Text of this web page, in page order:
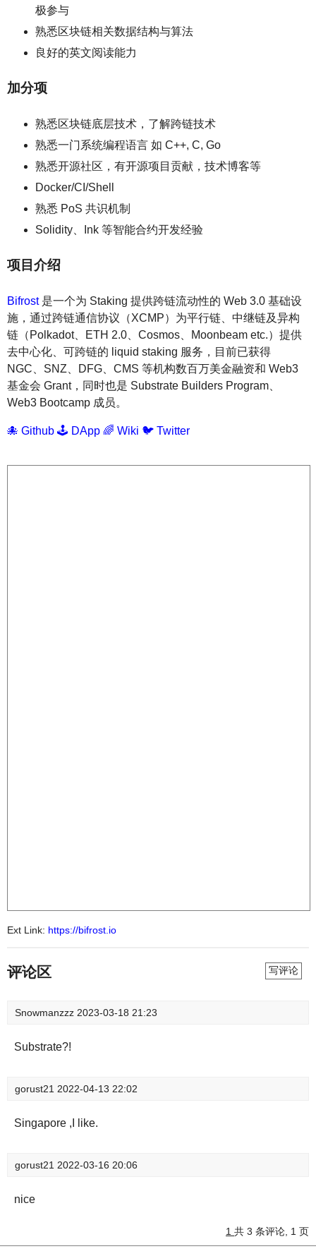
极参与
熟悉区块链相关数据结构与算法
良好的英文阅读能力
加分项
熟悉区块链底层技术，了解跨链技术
熟悉一门系统编程语言 如 C++, C, Go
熟悉开源社区，有开源项目贡献，技术博客等
Docker/CI/Shell
熟悉 PoS 共识机制
Solidity、Ink 等智能合约开发经验
项目介绍
Bifrost是一个为 Staking 提供跨链流动性的 Web 3.0 基础设
施，通过跨链通信协议（XCMP）为平行链、中继链及异构
链（Polkadot、ETH 2.0、Cosmos、Moonbeam etc.）提供
去中心化、可跨链的 liquid staking 服务，目前已获得
NGC、SNZ、DFG、CMS 等机构数百万美金融资和 Web3
基金会 Grant，同时也是 Substrate Builders Program、
Web3 Bootcamp 成员。
🐙 Github 🕹 DApp 🌈 Wiki 🐦 Twitter
Ext Link: https://bifrost.io
评论区 写评论
Snowmanzzz 2023-03-18 21:23
Substrate?!
gorust21 2022-04-13 22:02
Singapore ,I like.
gorust21 2022-03-16 20:06
nice
1 共 3 条评论, 1 页